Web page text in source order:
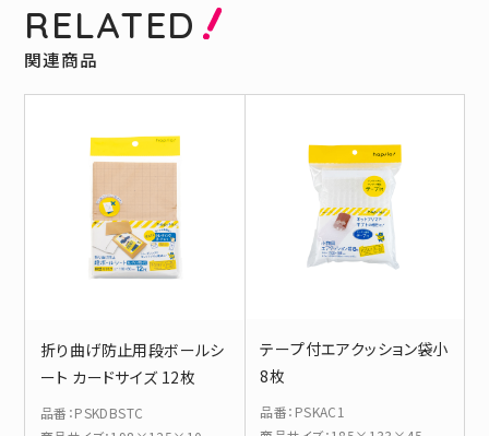
RELATED
関連商品
折り曲げ防止用段ボールシ
ート カードサイズ 12枚
品番 ：PSKDBSTC
テープ付エアクッション袋小
8枚
品番： PSKAC1